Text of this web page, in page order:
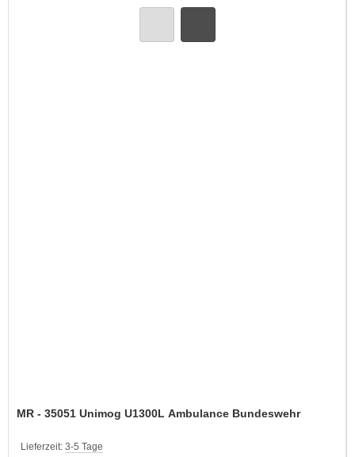
MR - 35051 Unimog U1300L Ambulance Bundeswehr
Lieferzeit: 3-5 Tage